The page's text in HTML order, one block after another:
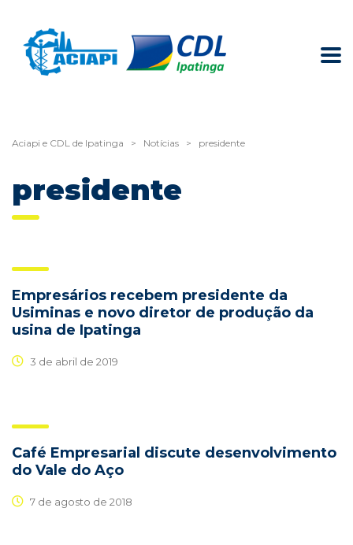
Aciapi e CDL de Ipatinga > Notícias > presidente
presidente
Empresários recebem presidente da
Usiminas e novo diretor de produção da
usina de Ipatinga
3 de abril de 2019
Café Empresarial discute desenvolvimento
do Vale do Aço
7 de agosto de 2018